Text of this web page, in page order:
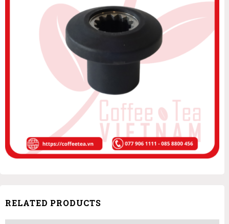
RELATED PRODUCTS